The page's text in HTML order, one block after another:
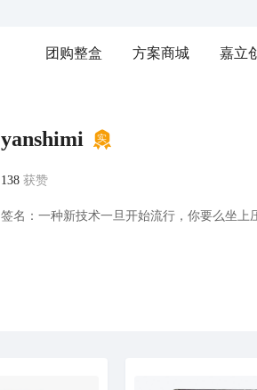
团购整盒 方案商城 嘉立
yanshimi
138 获赞
签名：一种新技术一旦开始流行，你要么坐上